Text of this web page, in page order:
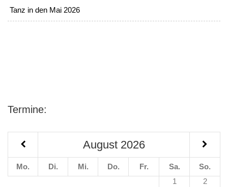
Tanz in den Mai 2026
Termine:
August 2026
Mo. Di. Mi. Do. Fr. Sa.
So.
1
2